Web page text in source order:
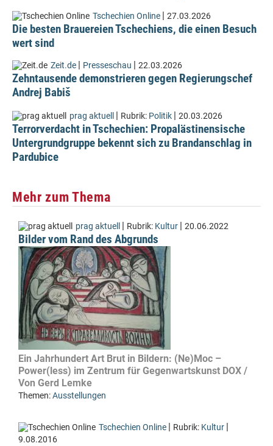
Tschechien Online | 27.03.2026
Die besten Brauereien Tschechiens, die einen Besuch
wert sind
Zeit.de | Presseschau | 22.03.2026
Zehntausende demonstrieren gegen Regierungschef
Andrej Babiš
prag aktuell | Rubrik: Politik | 20.03.2026
Terrorverdacht in Tschechien: Propalästinensische
Untergrundgruppe bekennt sich zu Brandanschlag in
Pardubice
Mehr zum Thema
prag aktuell | Rubrik: Kultur | 20.06.2022
Bilder vom Rand des Abgrunds
Ein Jahrhundert Art Brut in Bildern: (Ne)Moc –
Power(less) im Zentrum für Gegenwartskunst DOX /
Von Gerd Lemke
Themen:Ausstellungen
Tschechien Online | Rubrik: Kultur |
9.08.2016